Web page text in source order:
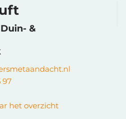
&
97
het overzicht